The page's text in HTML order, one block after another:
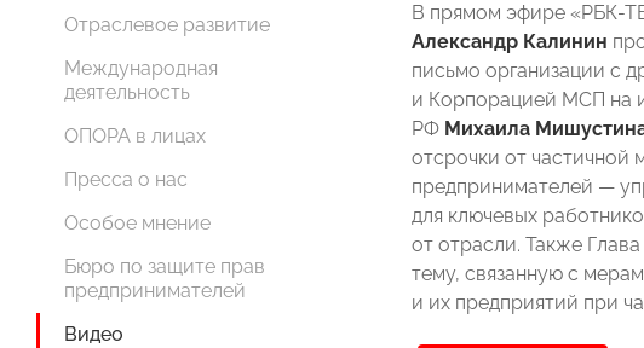
Отраслевое развитие
Международная
деятельность
ОПОРА в лицах
Пресса о нас
Особое мнение
Бюро по защите прав
предпринимателей
Видео
В прямом эфире «РБК-
Александр Калинин
письмо организации с
и Корпорацией МСП на
РФ Михаила
отсрочки от частичной
предпринимателей —
для ключевых
от отрасли. Также
тему, связанную с
и их предприятий при